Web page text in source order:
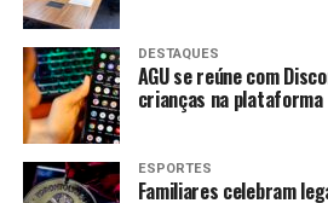
Já o licenciamento anual e as
continuam no site do Detran. Após
o dono do veículo verá no sistema
mensagem “Débito na Sefaz” e
IPVA no site da Economia.
Vale ressaltar que o
DESTAQUES
AGU se reúne com
crianças na plataforma
ESPORTES
Familiares celebram